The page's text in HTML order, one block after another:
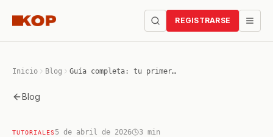
REGISTRARSE
Inicio Blog Guía completa: tu primera reserva en KOP Stadium
Blog
TUTORIALES5 de abril de 2026 3 min